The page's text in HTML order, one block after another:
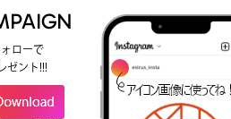
ローで
ゼント!!!